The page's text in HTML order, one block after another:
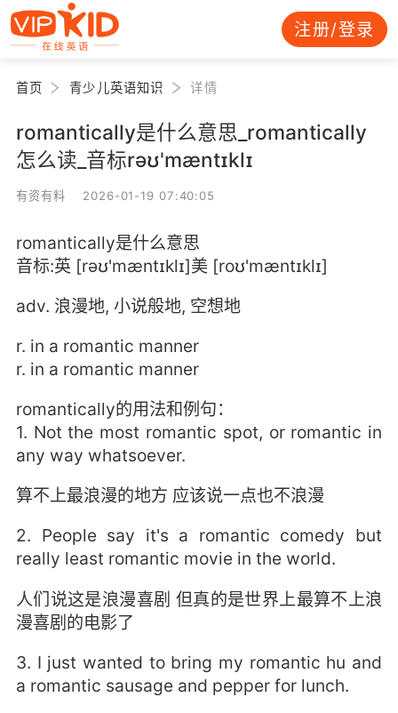
注册/登录
首页 青少儿英语知识 详情
romantically是什么意思_romantically
怎么读_音标rəʊ'mæntɪklɪ
有资有料 2026-01-19 07:40:05
romantically是什么意思
音标:英 [rəʊ'mæntɪklɪ]美 [roʊ'mæntɪklɪ]
adv. 浪漫地, 小说般地, 空想地
r. in a romantic manner
r. in a romantic manner
romantically的用法和例句：
1. Not the most romantic spot, or romantic in
any way whatsoever.
算不上最浪漫的地方 应该说一点也不浪漫
2. People say it's a romantic comedy but
really least romantic movie in the world.
人们说这是浪漫喜剧 但真的是世界上最算不上浪
漫喜剧的电影了
3. I just wanted to bring my romantic hu and
a romantic sausage and pepper for lunch.